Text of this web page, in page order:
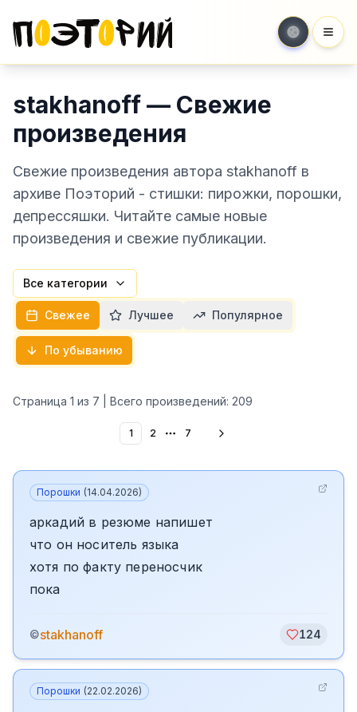
stakhanoff — Свежие
произведения
Свежие произведения автора stakhanoff в
архиве Поэторий - стишки: пирожки, порошки,
депрессяшки. Читайте самые новые
произведения и свежие публикации.
Все категории
Свежее Лучшее Популярное
По убыванию
Страница 1 из 7 | Всего произведений: 209
1 2 More pages
7
Порошки (14.04.2026)
аркадий в резюме напишет
что он носитель языка
хотя по факту переносчик
пока
©stakhanoff 124
Порошки (22.02.2026)